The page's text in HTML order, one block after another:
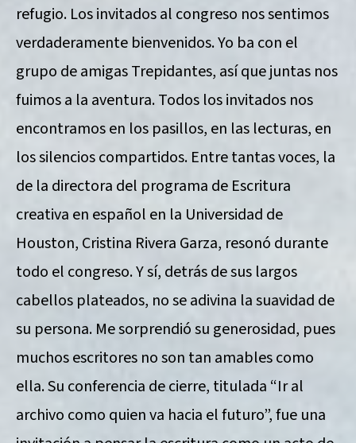
refugio. Los invitados al congreso nos sentimos
verdaderamente bienvenidos. Yo ba con el
grupo de amigas Trepidantes, así que juntas nos
fuimos a la aventura. Todos los invitados nos
encontramos en los pasillos, en las lecturas, en
los silencios compartidos. Entre tantas voces, la
de la directora del programa de Escritura
creativa en español en la Universidad de
Houston, Cristina Rivera Garza, resonó durante
todo el congreso. Y sí, detrás de sus largos
cabellos plateados, no se adivina la suavidad de
su persona. Me sorprendió su generosidad, pues
muchos escritores no son tan amables como
ella. Su conferencia de cierre, titulada “Ir al
archivo como quien va hacia el futuro”, fue una